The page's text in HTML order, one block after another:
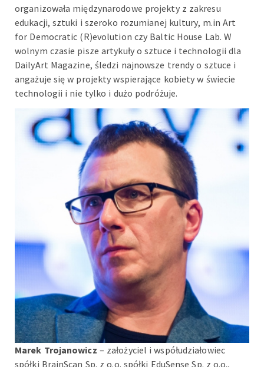
organizowała międzynarodowe projekty z zakresu
edukacji, sztuki i szeroko rozumianej kultury, m.in Art
for Democratic (R)evolution czy Baltic House Lab. W
wolnym czasie pisze artykuły o sztuce i technologii dla
DailyArt Magazine, śledzi najnowsze trendy o sztuce i
angażuje się w projekty wspierające kobiety w świecie
technologii i nie tylko i dużo podróżuje.
Marek Trojanowicz – założyciel i współudziałowiec
spółki BrainScan Sp. z o.o. spółki EduSense Sp. z o.o.,